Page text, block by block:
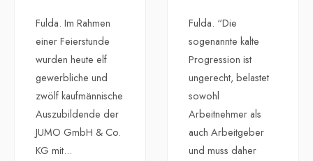
Fulda. Im Rahmen
einer Feierstunde
wurden heute elf
gewerbliche und
zwölf kaufmännische
Auszubildende der
JUMO GmbH & Co.
KG mit...
Fulda. “Die
sogenannte kalte
Progression ist
ungerecht, belastet
sowohl
Arbeitnehmer als
auch Arbeitgeber
und muss daher